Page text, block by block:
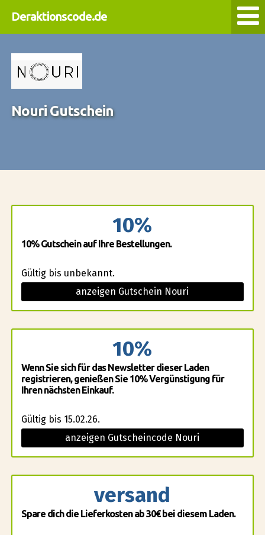
Deraktionscode.de
Nouri Gutschein
10%
10% Gutschein auf Ihre Bestellungen.
Gültig bis unbekannt.
anzeigen Gutschein Nouri
10%
Wenn Sie sich für das Newsletter dieser Laden
registrieren, genießen Sie 10% Vergünstigung für
Ihren nächsten Einkauf.
Gültig bis 15.02.26.
anzeigen Gutscheincode Nouri
versand
Spare dich die Lieferkosten ab 30€ bei diesem Laden.